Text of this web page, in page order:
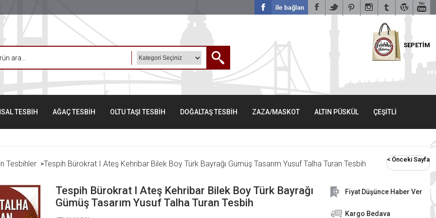
SEPETİM
TESBİH AĞAÇ TESBİH OLTU TAŞI TESBİH DOĞALTAŞ TESBİH ZAZA/MASKOT ALTIN PÜSKÜL ÇEŞİTLİ
Tesbihler >Tespih Bürokrat I Ateş Kehribar Bilek Boy Türk Bayrağı Gümüş Tasarım Yusuf Talha Turan Tesbih < Önceki Sayfa
Tespih Bürokrat I Ateş Kehribar Bilek Boy Türk Bayrağı
Gümüş Tasarım Yusuf Talha Turan Tesbih
Fiyat Düşünce Haber Ver
Kargo Bedava